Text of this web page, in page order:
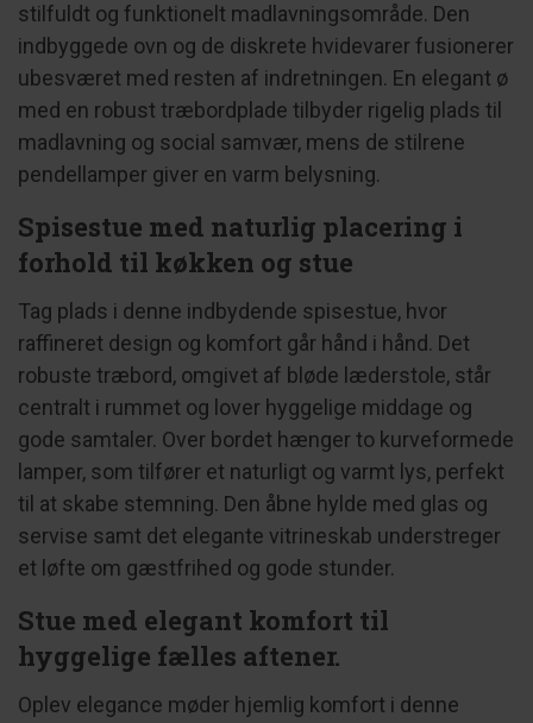
stilfuldt og funktionelt madlavningsområde. Den
indbyggede ovn og de diskrete hvidevarer fusionerer
ubesværet med resten af indretningen. En elegant ø
med en robust træbordplade tilbyder rigelig plads til
madlavning og social samvær, mens de stilrene
pendellamper giver en varm belysning.
Spisestue med naturlig placering i
forhold til køkken og stue
Tag plads i denne indbydende spisestue, hvor
raffineret design og komfort går hånd i hånd. Det
robuste træbord, omgivet af bløde læderstole, står
centralt i rummet og lover hyggelige middage og
gode samtaler. Over bordet hænger to kurveformede
lamper, som tilfører et naturligt og varmt lys, perfekt
til at skabe stemning. Den åbne hylde med glas og
servise samt det elegante vitrineskab understreger
et løfte om gæstfrihed og gode stunder.
Stue med elegant komfort til
hyggelige fælles aftener.
Oplev elegance møder hjemlig komfort i denne